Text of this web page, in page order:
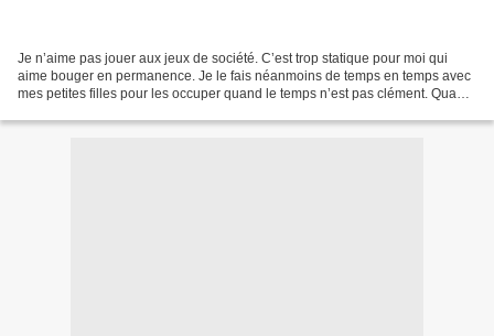
Je n’aime pas jouer aux jeux de société. C’est trop statique pour moi qui
aime bouger en permanence. Je le fais néanmoins de temps en temps avec
mes petites filles pour les occuper quand le temps n’est pas clément. Quand